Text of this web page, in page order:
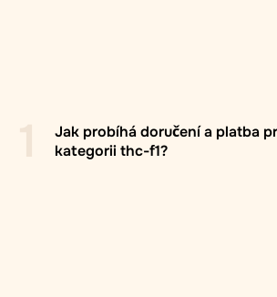
Jak probíhá doručení a platba
kategorii thc-f1?